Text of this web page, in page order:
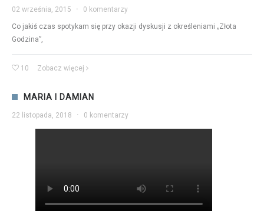
02 września, 2015 · 0 komentarzy
Co jakiś czas spotykam się przy okazji dyskusji z określeniami „Złota
Godzina”,
10 Zobacz więcej
MARIA I DAMIAN
22 listopada, 2018 · 0 komentarzy